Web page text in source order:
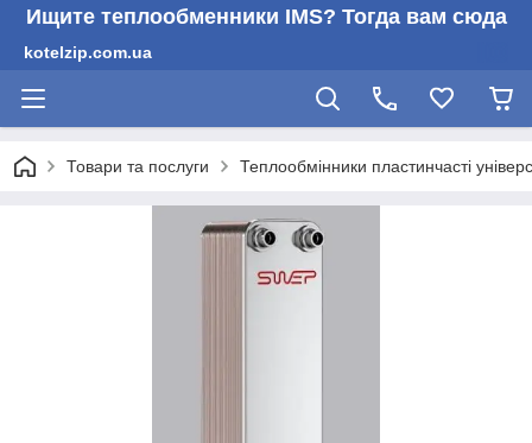
Ищите теплообменники IMS? Тогда вам сюда
kotelzip.com.ua
Товари та послуги Теплообмінники пластинчасті